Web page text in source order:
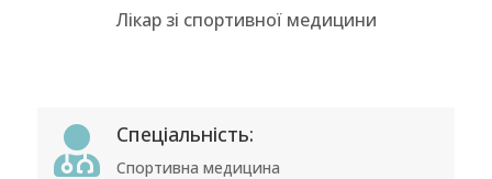
Лікар зі спортивної медицини
 Спеціальність:
Спортивна медицина